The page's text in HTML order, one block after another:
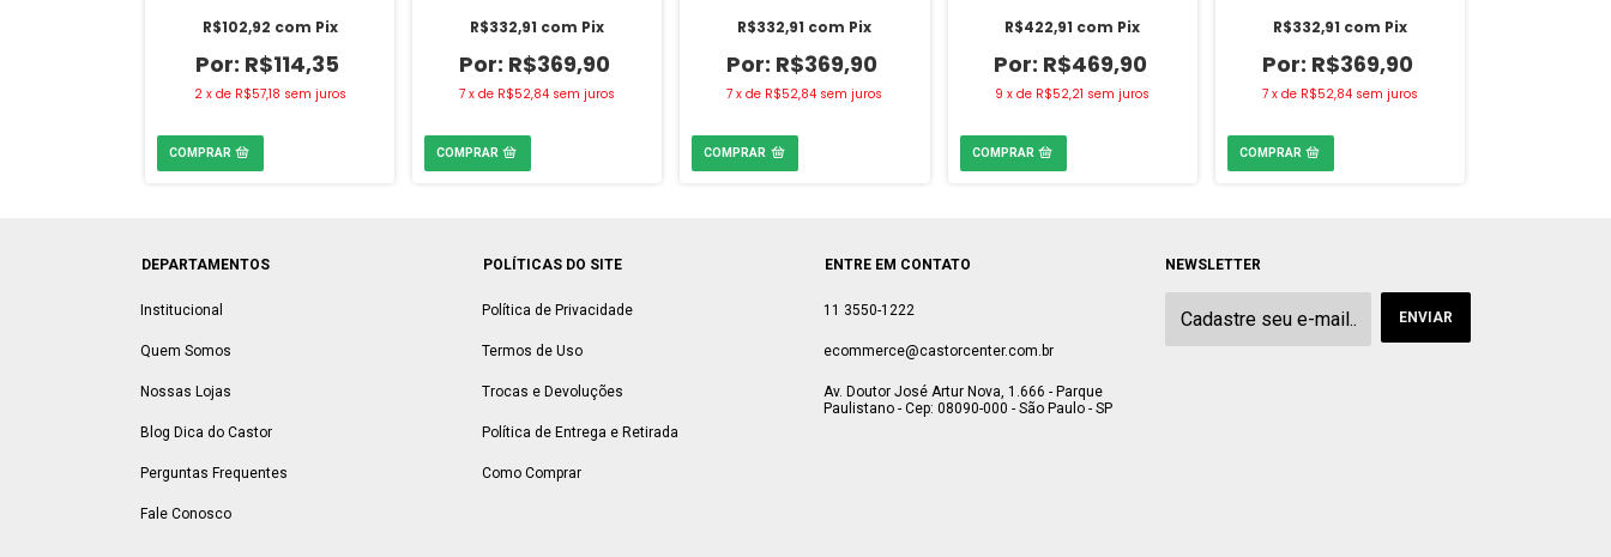
R$114,35
R$102,92 com Pix
2 x de R$57,18 sem juros
R$369,90
R$332,91 com Pix
7 xde R$52,84 sem juros
R$369,90
R$332,91 com Pix
7 xde R$52,84 sem juros
R$469,90
R$422,91 com Pix
9 xde R$52,21 sem juros
R$369,90
R$332,91 com Pix
7 x de R$52,84 sem juros
DEPARTAMENTOS
Institucional
Quem Somos
Nossas Lojas
Blog Dica do Castor
Perguntas Frequentes
Fale Conosco
POLÍTICAS DO SITE
Política de Privacidade
Termos de Uso
Trocas e Devoluções
Política de Entrega e Retirada
Como Comprar
ENTRE EM CONTATO
11 3550-1222
ecommerce@castorcenter.com.br
Av. Doutor José Artur Nova, 1.666 - Parque
Paulistano - Cep: 08090-000 - São Paulo - SP
NEWSLETTER